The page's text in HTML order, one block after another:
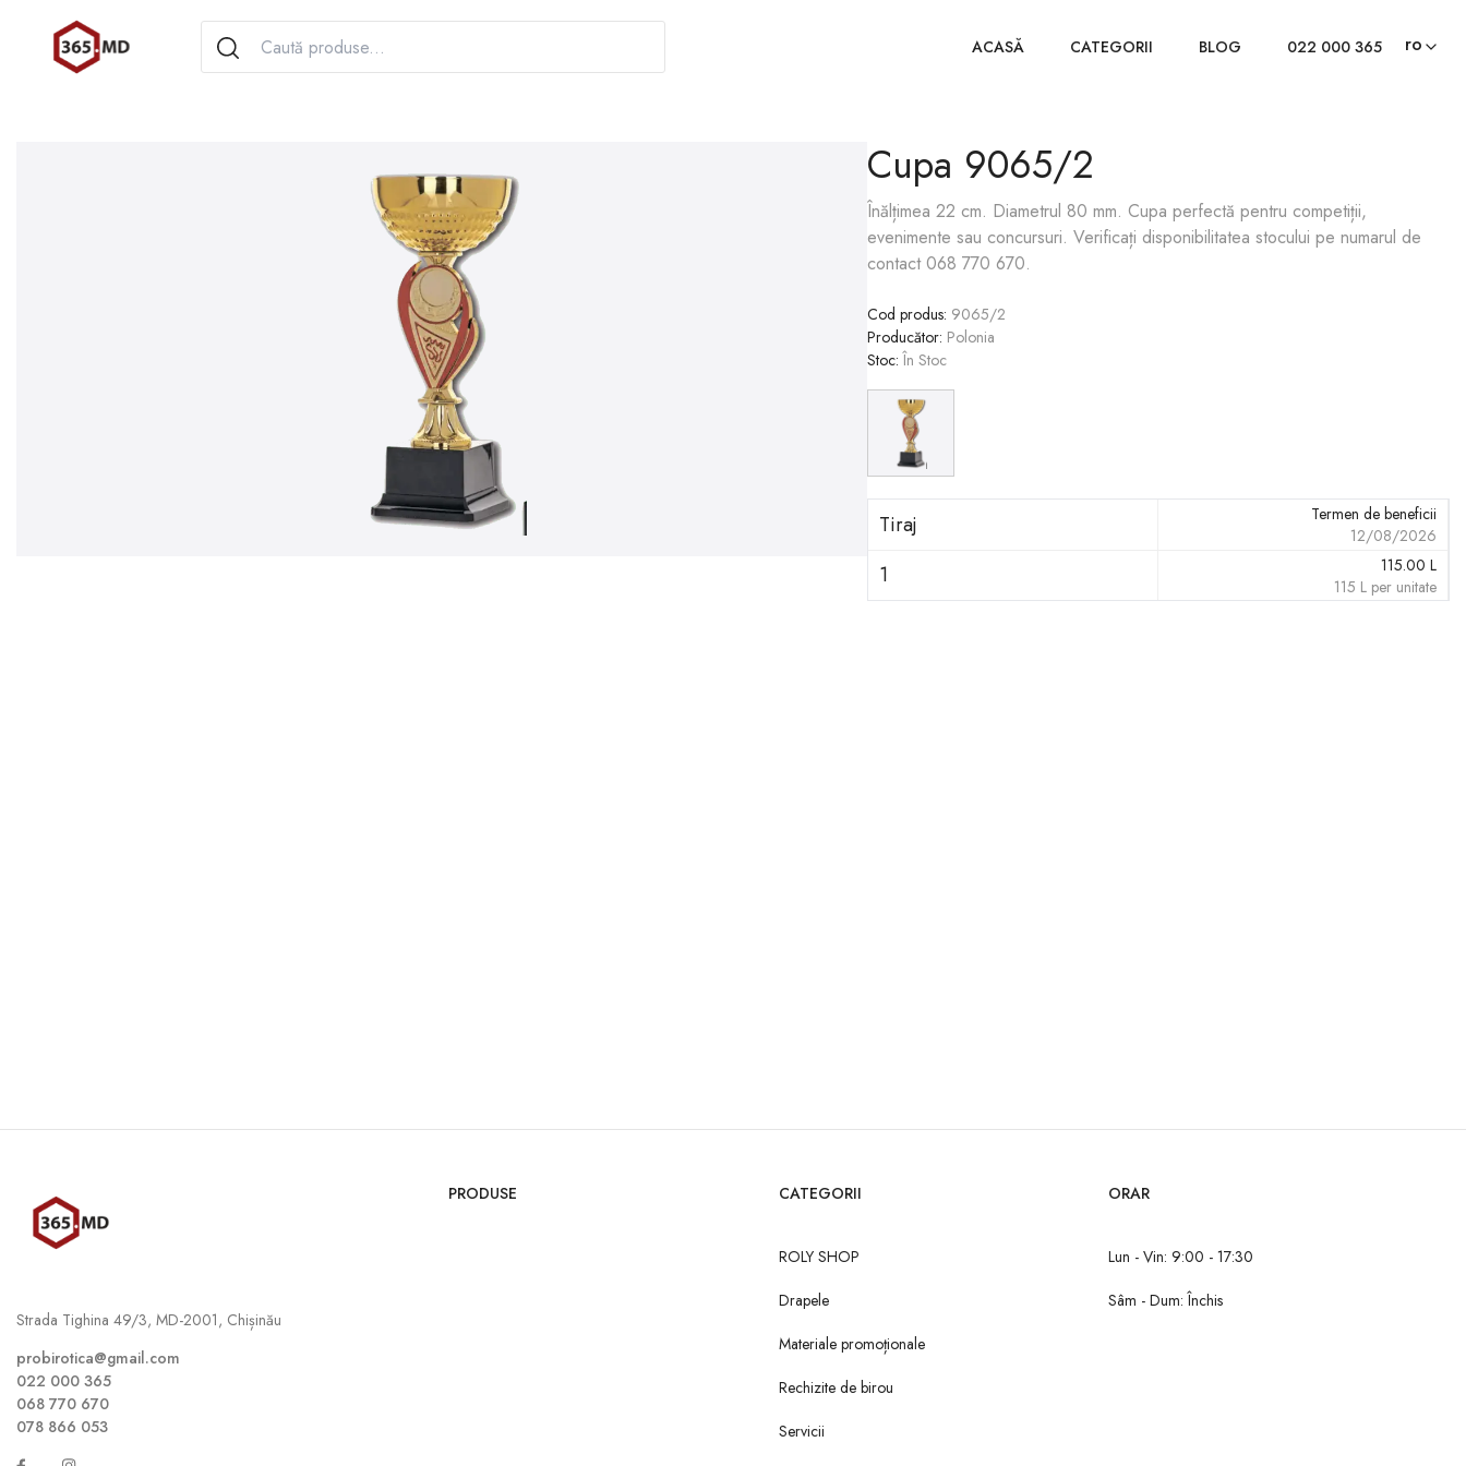
ACASĂ CATEGORII BLOG 022 000 365 ro
Cupa 9065/2
Înălțimea 22 cm. Diametrul 80 mm. Сupa perfectă pentru competiții,
evenimente sau concursuri. Verificați disponibilitatea stocului pe numarul de
contact 068 770 670.
Cod produs: 9065/2
Producător: Polonia
Stoc: În Stoc
Tiraj
Termen de beneficii
12/08/2026
1 115.00 L
115 L per unitate
Strada Tighina 49/3, MD-2001, Chișinău
probirotica@gmail.com
022 000 365
068 770 670
078 866 053
PRODUSE CATEGORII
ROLY SHOP
Drapele
Materiale promoționale
Rechizite de birou
Servicii
ORAR
Lun - Vin: 9:00 - 17:30
Sâm - Dum: Închis